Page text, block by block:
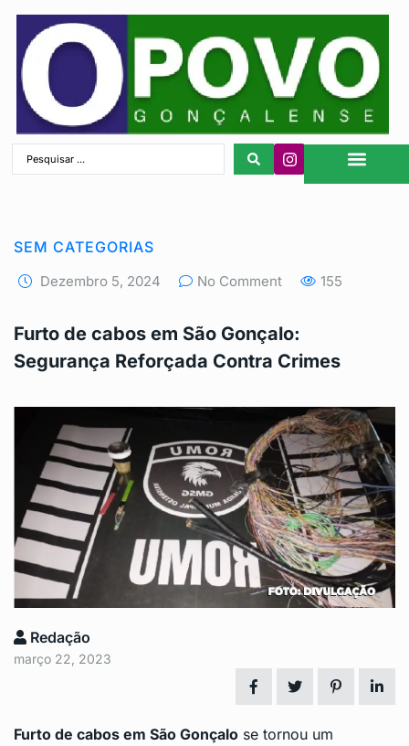
SEM CATEGORIAS
Dezembro 5, 2024 No Comment 155
Furto de cabos em São Gonçalo:
Segurança Reforçada Contra Crimes
Redação
março 22, 2023
Furto de cabos em São Gonçalo se tornou um